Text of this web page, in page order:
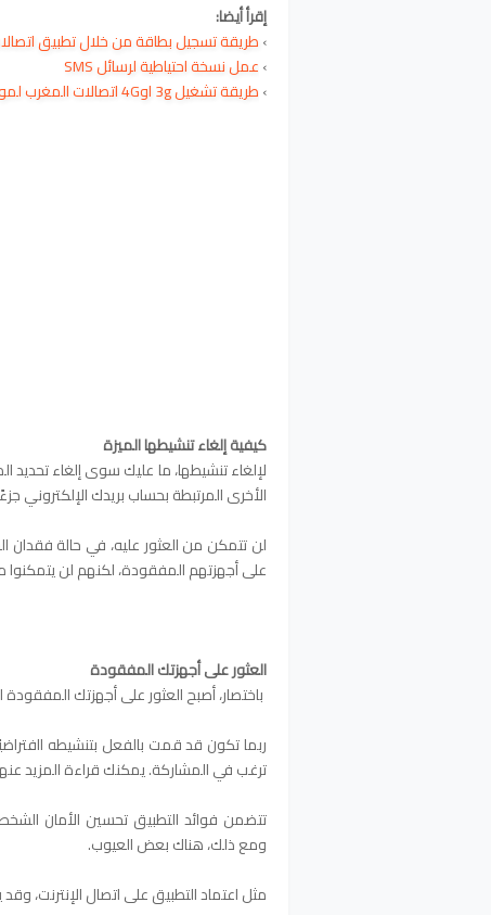
إقرأ أيضا:
›طريقة تسجيل بطاقة من خلال تطبيق
›عمل نسخة احتياطية لرسائل SMS
›طريقة تشغيل 3g او4G اتصالات المغرب لموبايل
كيفية إلغاء تنشيطها الميزة
لإلغاء تنشيطها، ما عليك سوى إلغاء
الأخرى المرتبطة بحساب بريدك
لن تتمكن من العثور عليه، في حالة فقدان
على أجهزتهم المفقودة، لكنهم لن
العثور على أجهزتك المفقودة
باختصار، أصبح العثور على أجهزتك
ربما تكون قد قمت بالفعل بتنشيطه
ترغب في المشاركة. يمكنك قراءة المزيد
تتضمن فوائد التطبيق تحسين الأمان
ومع ذلك، هناك بعض العيوب.
مثل اعتماد التطبيق على اتصال الإنترنت،